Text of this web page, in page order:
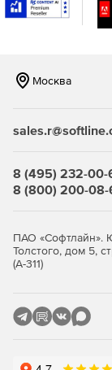
адреса и
Повышение
Москва
8 (495) 232-00-
8 (800) 200-08-
ПАО «Софтлайн».
Толстого, дом 5,
(А-311)